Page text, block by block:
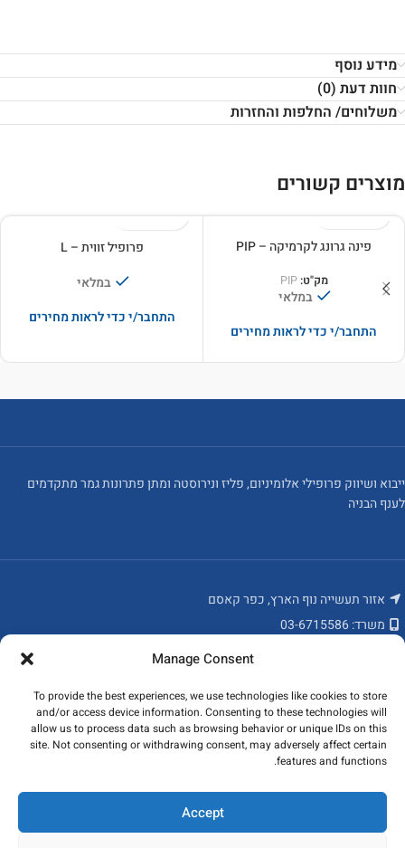
Manage Consent
To provide the best experiences, we use technologies like cookies to store
and/or access device information. Consenting to these technologies will
allow us to process data such as browsing behavior or unique IDs on this
site. Not consenting or withdrawing consent, may adversely affect certain
features and functions.
Accept
מידע נוסף
חוות דעת (0)
משלוחים/ החלפות והחזרות
מוצרים קשורים
פינה גרונג לקרמיקה – PIP
מק"ט:PIP
במלאי
התחבר/י כדי לראות מחירים
פרופיל זווית – L
במלאי
התחבר/י כדי לראות מחירים
ייבוא ושיווק פרופילי אלומיניום, פליז ונירוסטה ומתן פתרונות גמר מתקדמים
לענף הבניה
אזור תעשייה נוף הארץ, כפר קאסם
משרד: 03-6715586
מאמרים אחרונים
המוצרים שלנו
ניווט מהיר
כל הזכויות שמורות לקובי פרופילים ונגישות בע"מ 2023